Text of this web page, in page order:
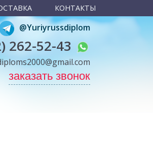
КОНТАКТЫ
@Yuriyrussdiplom
262-52-43
заказать звонок